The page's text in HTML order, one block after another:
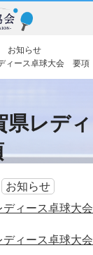
お知らせ
ィース卓球大会 要項
県レデ
お知らせ
ディース卓球大
ディース卓球大